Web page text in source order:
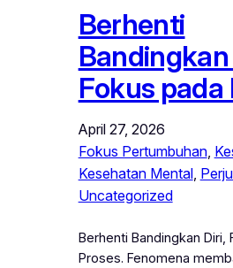
Berhenti
Bandingkan
Fokus pada
April 27, 2026
Fokus Pertumbuhan,
Kesehatan Mental,
Uncategorized
Berhenti Bandingkan Diri,
Proses. Fenomena